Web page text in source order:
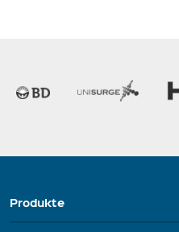
Produkte